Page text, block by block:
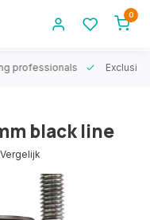
0
professionals
black line
Vergelijk